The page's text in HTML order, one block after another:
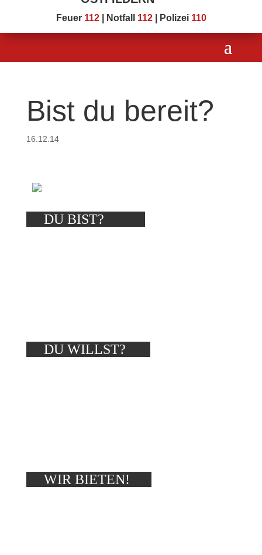
Feuer 112| Notfall 112| Polizei 110
Bist du bereit?
16.12.14
DU BIST?
DU WILLST?
WIR BIETEN!